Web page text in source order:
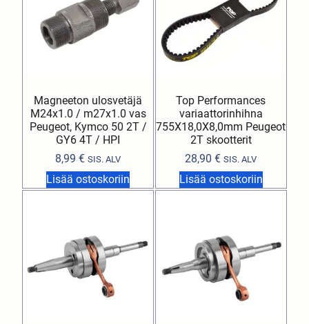
Magneeton ulosvetäjä
M24x1.0 / m27x1.0 vas
Peugeot, Kymco 50 2T /
GY6 4T / HPI
8,99€ SIS. ALV
Lisää ostoskoriin
Top Performances
variaattorinhihna
755X18,0X8,0mm Peugeot
2T skootterit
28,90€ SIS. ALV
Lisää ostoskoriin